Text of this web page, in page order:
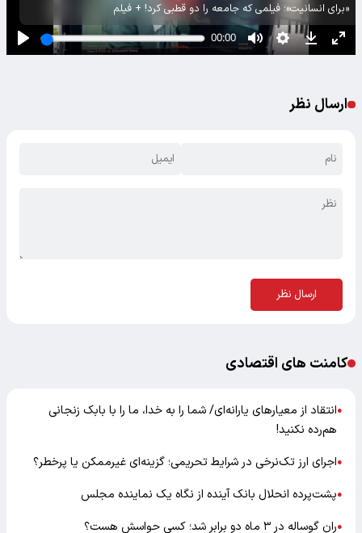
«برای انسانیت»؛ فیلمی که جامعه را دو قطبی کرد! + فیلم
ارسال نظر
ارسال نظر
کامنت های اقتصادی
●انتقاد از معیارهای یارانه‌ای/ شما را به خدا، ما را با بابک زنجانی
هم‌رده نکنید!
●اجرای ارز تک‌نرخی در شرایط تحریمی؛ گزینه‌ای غیرممکن یا پرخطر؟
●پشت‌پرده انحلال بانک آینده از نگاه یک نماینده مجلس
●ران گوساله در ۳ ماه دو برابر شد؛ کسی حواسش هست؟